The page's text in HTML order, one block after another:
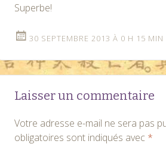
Superbe!
30 SEPTEMBRE 2013 À 0 H 15 MIN
Laisser un commentaire
Votre adresse e-mail ne sera pas
obligatoires sont indiqués avec *